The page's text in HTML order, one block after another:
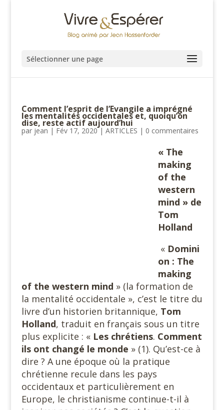
Sélectionner une page
Comment l’esprit de l’Evangile a imprégné
les mentalités occidentales et, quoiqu’on
dise, reste actif aujourd’hui
par jean | Fév 17, 2020| ARTICLES | 0 commentaires
« The
making
of the
western
mind » de
Tom
Holland
«Domini
on : The
making
of the western mind » (la formation de
la mentalité occidentale », c’est le titre du
livre d’un historien britannique, Tom
Holland, traduit en français sous un titre
plus explicite : « Les chrétiens. Comment
ils ont changé le monde » (1). Qu’est-ce à
dire ? A une époque où la pratique
chrétienne recule dans les pays
occidentaux et particulièrement en
Europe, le christianisme continue-t-il à